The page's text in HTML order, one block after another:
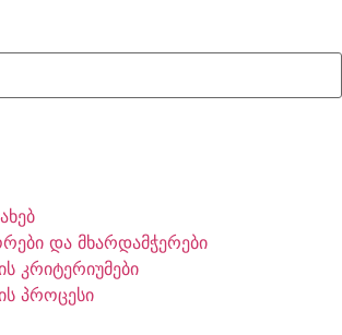
და მხარდამჭერები
კრიტერიუმები
პროცესი